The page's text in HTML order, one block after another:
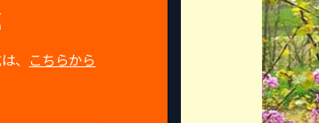
、 こちらから